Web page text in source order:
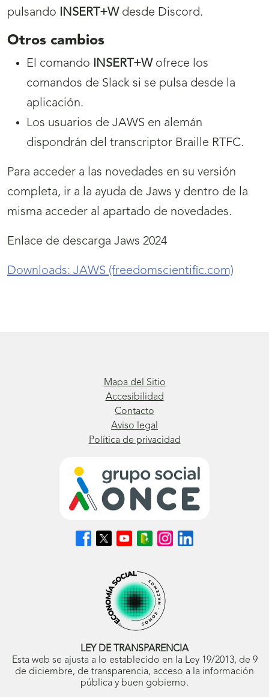
pulsando INSERT+W desde Discord.
Otros cambios
El comando INSERT+W ofrece los
comandos de Slack si se pulsa desde la
aplicación.
Los usuarios de JAWS en alemán
dispondrán del transcriptor Braille RTFC.
Para acceder a las novedades en su versión
completa, ir a la ayuda de Jaws y dentro de la
misma acceder al apartado de novedades.
Enlace de descarga Jaws 2024
Downloads: JAWS (freedomscientific.com)
Mapa del Sitio
Accesibilidad
Contacto
Aviso legal
Política de privacidad
Síguenos
en
ventana
Síguenos
en
abrirá
en
ventana
nueva)
Síguenos
en
abrirá
en
ventana
nueva)
Síguenos
en
Blog
ONCE
(se
abrirá
en
ventana
Síguenos
en
abrirá
en
ventana
nueva)
Síguenos
en
LEY DE TRANSPARENCIA
Esta web se ajusta a lo establecido en la Ley 19/2013, de 9
de diciembre, de transparencia, acceso a la información
pública y buen gobierno.